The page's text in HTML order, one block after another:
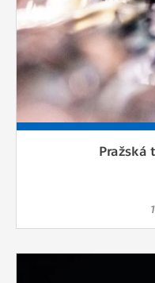
Pražská